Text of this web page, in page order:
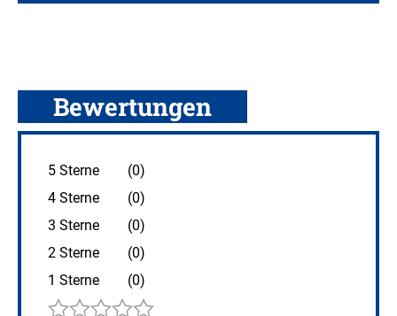
Bewertungen
5 Sterne
(0)
4 Sterne
(0)
3 Sterne
(0)
2 Sterne
(0)
1 Sterne
(0)